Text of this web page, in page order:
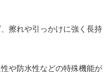
擦れや引っかけに強く長持
や防水性などの特殊機能が